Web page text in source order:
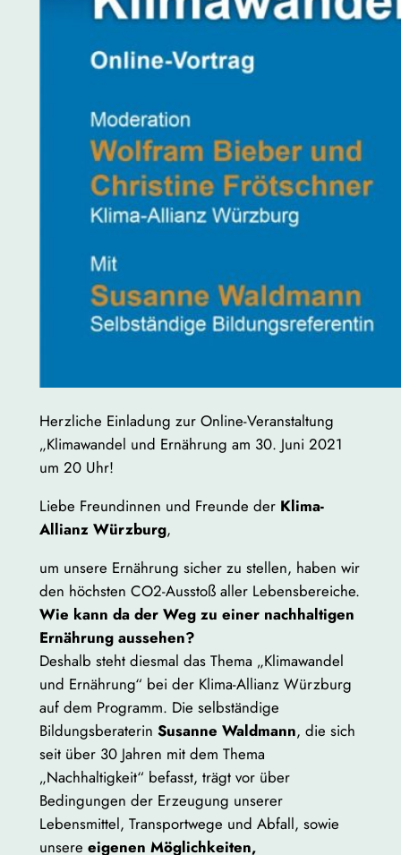
Herzliche Einladung zur Online-Veranstaltung
„Klimawandel und Ernährung am 30. Juni 2021
um 20 Uhr!
Liebe Freundinnen und Freunde der Klima-
Allianz Würzburg,
um unsere Ernährung sicher zu stellen, haben wir
den höchsten CO2-Ausstoß aller Lebensbereiche.
Wie kann da der Weg zu einer nachhaltigen
Ernährung aussehen?
Deshalb steht diesmal das Thema „Klimawandel
und Ernährung“ bei der Klima-Allianz Würzburg
auf dem Programm. Die selbständige
Bildungsberaterin Susanne Waldmann, die sich
seit über 30 Jahren mit dem Thema
„Nachhaltigkeit“ befasst, trägt vor über
Bedingungen der Erzeugung unserer
Lebensmittel, Transportwege und Abfall, sowie
unsere eigenen Möglichkeiten,